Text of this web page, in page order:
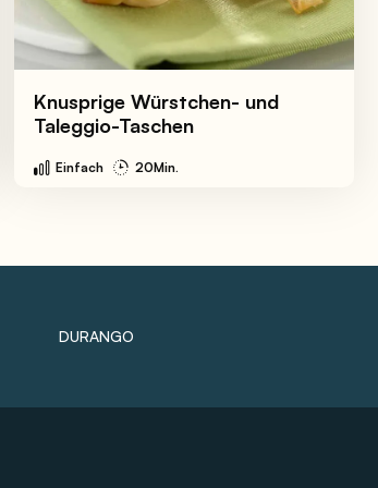
Knusprige Würstchen- und
Taleggio-Taschen
Einfach 20Min.
DURANGO